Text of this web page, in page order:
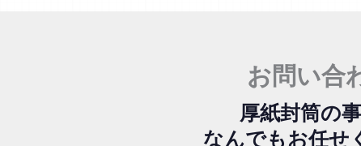
お問い合
厚紙封筒の
なんでもお任せ